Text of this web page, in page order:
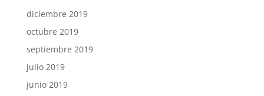
diciembre 2019
octubre 2019
septiembre 2019
julio 2019
junio 2019